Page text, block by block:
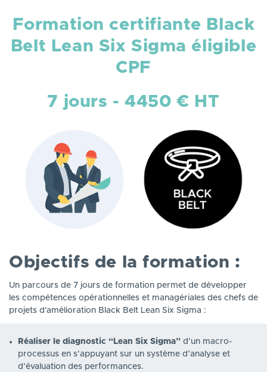
Formation certifiante Black
Belt Lean Six Sigma éligible
CPF
7 jours - 4450 € HT
Objectifs de la formation :
Un parcours de 7 jours de formation permet de développer
les compétences opérationnelles et managériales des chefs de
projets d'amélioration Black Belt Lean Six Sigma :
Réaliser le diagnostic “Lean Six Sigma” d’un macro-
processus en s’appuyant sur un système d’analyse et
d’évaluation des performances.